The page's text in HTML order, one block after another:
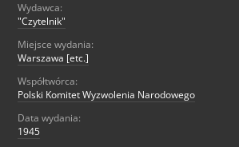
Wydawca:
"Czytelnik"
Miejsce wydania:
Warszawa [etc.]
Współtwórca:
Polski Komitet Wyzwolenia Narodowego
Data wydania:
1945